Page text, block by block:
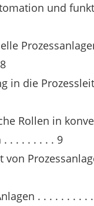
und
in die
Rollen in
. . . . . . . . 9
von
. . . . . . . . .